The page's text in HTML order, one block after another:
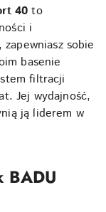
40 to
i
sobie
basenie
filtracji
Jej wydajność,
ją liderem w
BADU